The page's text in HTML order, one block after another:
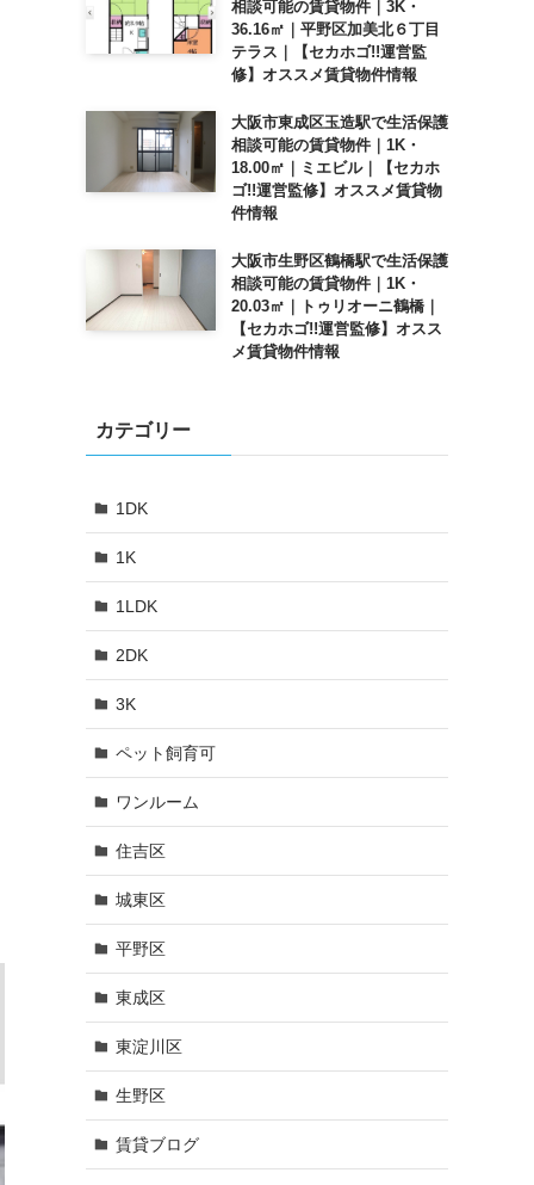
相談可能の賃貸物件｜3K・
36.16㎡｜平野区加美北６丁目
テラス｜【セカホゴ!!運営監
修】オススメ賃貸物件情報
大阪市東成区玉造駅で生活保護
相談可能の賃貸物件｜1K・
18.00㎡｜ミエビル｜【セカホ
ゴ!!運営監修】オススメ賃貸物
件情報
大阪市生野区鶴橋駅で生活保護
相談可能の賃貸物件｜1K・
20.03㎡｜トゥリオーニ鶴橋｜
【セカホゴ!!運営監修】オスス
メ賃貸物件情報
カテゴリー
1DK
1K
1LDK
2DK
3K
ペット飼育可
ワンルーム
住吉区
城東区
平野区
東成区
東淀川区
生野区
賃貸ブログ